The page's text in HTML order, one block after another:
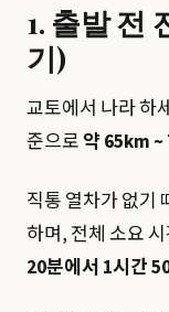
1. 출발 전
기)
교토에서 나라 하
준으로약 65km
직통 열차가 없기
하며, 전체 소요
20분에서 1시간